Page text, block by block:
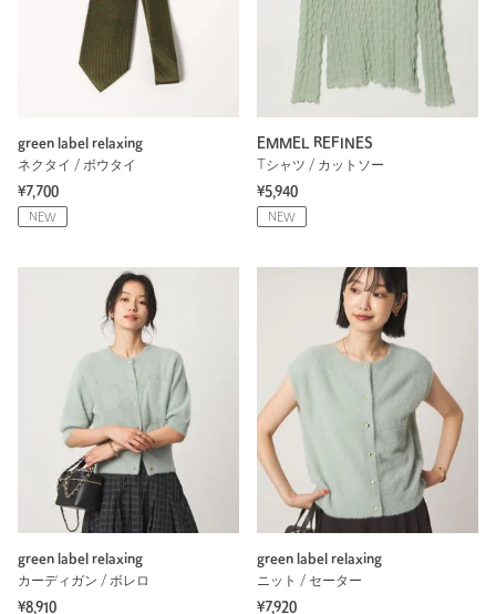
green label relaxing
ネクタイ / ボウタイ
¥7,700
NEW
EMMEL REFINES
Tシャツ / カットソー
¥5,940
NEW
green label relaxing
カーディガン / ボレロ
¥8,910
green label relaxing
ニット / セーター
¥7,920